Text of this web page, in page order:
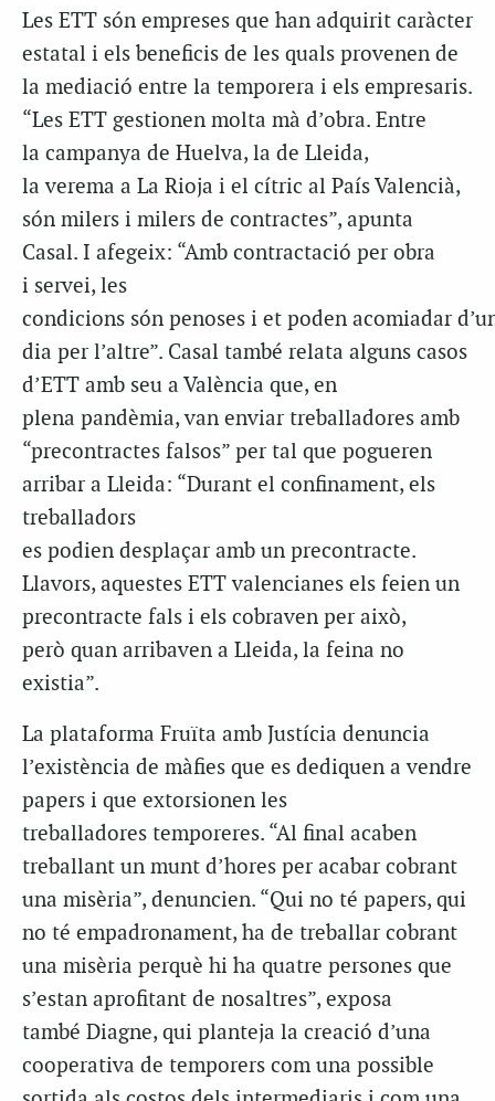
Les ETT són empreses que han adquirit caràcter
estatal i els beneficis de les quals provenen de
la mediació entre la temporera i els empresaris.
“Les ETT gestionen molta mà d’obra. Entre
la campanya de Huelva, la de Lleida,
la verema a La Rioja i el cítric al País Valencià,
són milers i milers de contractes”, apunta
Casal. I afegeix: “Amb contractació per obra
i servei, les
condicions són penoses i et poden acomiadar
dia per l’altre”. Casal també relata alguns casos
d’ETT amb seu a València que, en
plena pandèmia, van enviar treballadores amb
“precontractes falsos” per tal que pogueren
arribar a Lleida: “Durant el confinament, els
treballadors
es podien desplaçar amb un precontracte.
Llavors, aquestes ETT valencianes els feien un
precontracte fals i els cobraven per això,
però quan arribaven a Lleida, la feina no
existia”.
La plataforma Fruïta amb Justícia denuncia
l’existència de màfies que es dediquen a vendre
papers i que extorsionen les
treballadores temporeres. “Al final acaben
treballant un munt d’hores per acabar cobrant
una misèria”, denuncien. “Qui no té papers, qui
no té empadronament, ha de treballar cobrant
una misèria perquè hi ha quatre persones que
s’estan aprofitant de nosaltres”, exposa
també Diagne, qui planteja la creació d’una
cooperativa de temporers com una possible